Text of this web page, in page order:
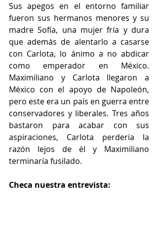
Sus apegos en el entorno familiar
fueron sus hermanos menores y su
madre Sofía, una mujer fría y dura
que además de alentarlo a casarse
con Carlota, lo ánimo a no abdicar
como emperador en México.
Maximiliano y Carlota llegaron a
México con el apoyo de Napoleón,
pero este era un país en guerra entre
conservadores y liberales. Tres años
bastaron para acabar con sus
aspiraciones, Carlota perdería la
razón lejos de él y Maximiliano
terminaría fusilado.
Checa nuestra entrevista: